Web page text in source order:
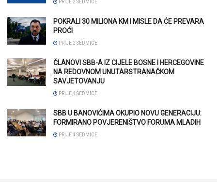
PRIJE 2 SEDMICE
POKRALI 30 MILIONA KM I MISLE DA ĆE PREVARA
PROĆI
PRIJE 2 SEDMICE
ČLANOVI SBB-A IZ CIJELE BOSNE I HERCEGOVINE
NA REDOVNOM UNUTARSTRANAČKOM
SAVJETOVANJU
PRIJE 4 SEDMICE
SBB U BANOVIĆIMA OKUPIO NOVU GENERACIJU:
FORMIRANO POVJERENIŠTVO FORUMA MLADIH
PRIJE 4 SEDMICE